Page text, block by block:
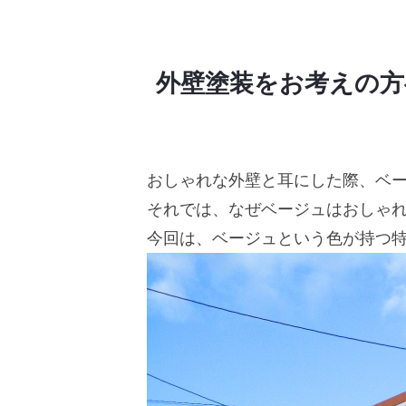
外壁塗装をお考えの
おしゃれな外壁と耳にした際、ベ
それでは、なぜベージュはおしゃ
今回は、ベージュという色が持つ